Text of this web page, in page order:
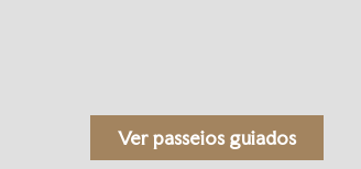
Ver passeios guiados